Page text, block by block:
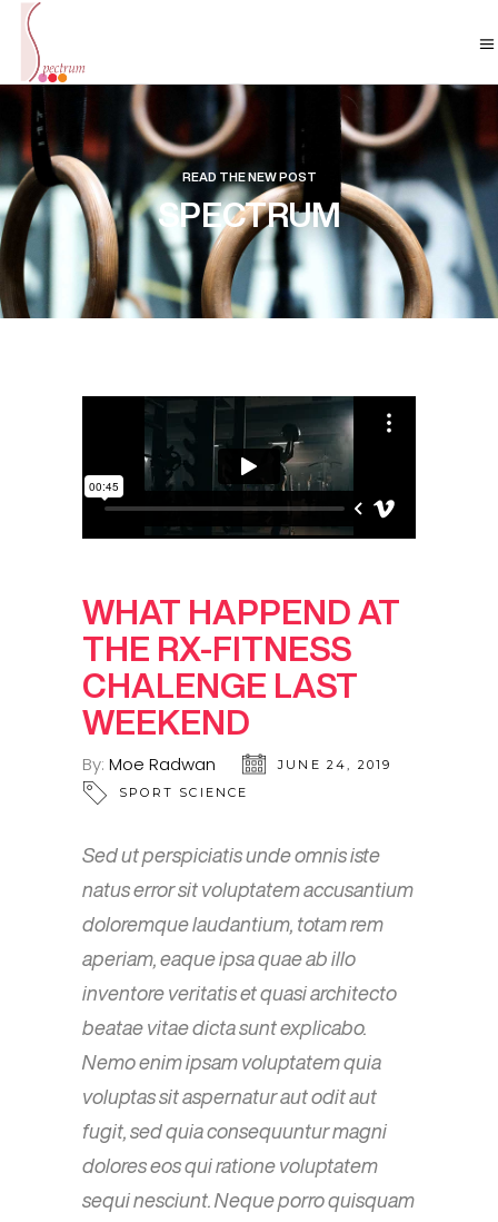
READ THE NEW POST
SPECTRUM
WHAT HAPPEND AT
THE RX-FITNESS
CHALENGE LAST
WEEKEND
By: Moe Radwan
JUNE 24, 2019
SPORT SCIENCE
Sed ut perspiciatis unde omnis iste
natus error sit voluptatem accusantium
doloremque laudantium, totam rem
aperiam, eaque ipsa quae ab illo
inventore veritatis et quasi architecto
beatae vitae dicta sunt explicabo.
Nemo enim ipsam voluptatem quia
voluptas sit aspernatur aut odit aut
fugit, sed quia consequuntur magni
dolores eos qui ratione voluptatem
sequi nesciunt. Neque porro quisquam